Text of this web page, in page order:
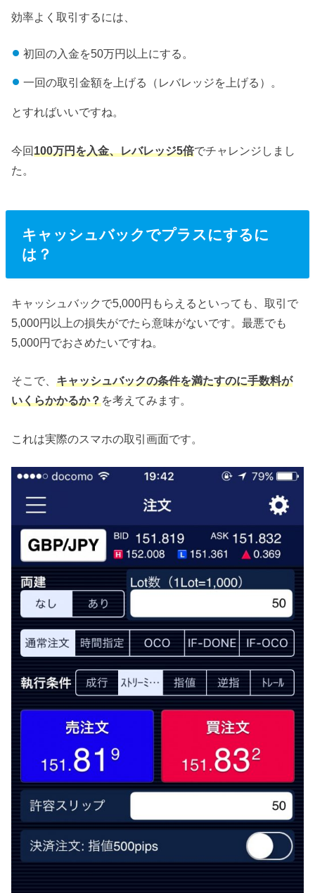
効率よく取引するには、
初回の入金を50万円以上にする。
一回の取引金額を上げる（レバレッジを上げる）。
とすればいいですね。
今回100万円を入金、レバレッジ5倍でチャレンジしまし
た。
キャッシュバックでプラスにするに
は？
キャッシュバックで5,000円もらえるといっても、取引で
5,000円以上の損失がでたら意味がないです。最悪でも
5,000円でおさめたいですね。
そこで、キャッシュバックの条件を満たすのに手数料が
いくらかかるか？を考えてみます。
これは実際のスマホの取引画面です。